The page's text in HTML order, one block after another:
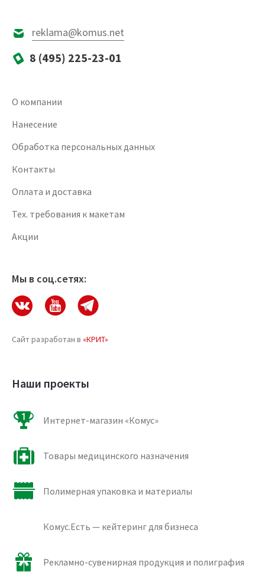
reklama@komus.net
8 (495) 225-23-01
О компании
Нанесение
Обработка персональных данных
Контакты
Оплата и доставка
Тех. требования к макетам
Акции
Мы в соц.сетях:
Сайт разработан в «КРИТ»
Наши проекты
Интернет-магазин «Комус»
Товары медицинского назначения
Полимерная упаковка и материалы
Комус.Есть — кейтеринг для бизнеса
Рекламно-сувенирная продукция и полиграфия